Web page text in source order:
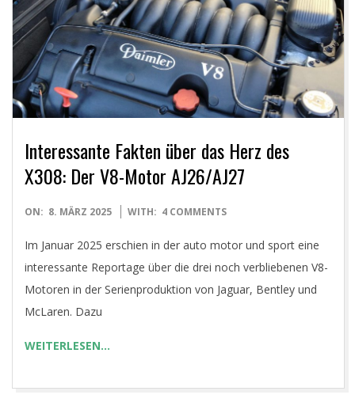
T
Interessante Fakten über das Herz des
X308: Der V8-Motor AJ26/AJ27
2025-
08
ON: 8. MÄRZ 2025 WITH: 4 COMMENTS
Im Januar 2025 erschien in der auto motor und sport eine
interessante Reportage über die drei noch verbliebenen V8-
Motoren in der Serienproduktion von Jaguar, Bentley und
McLaren. Dazu
WEITERLESEN…